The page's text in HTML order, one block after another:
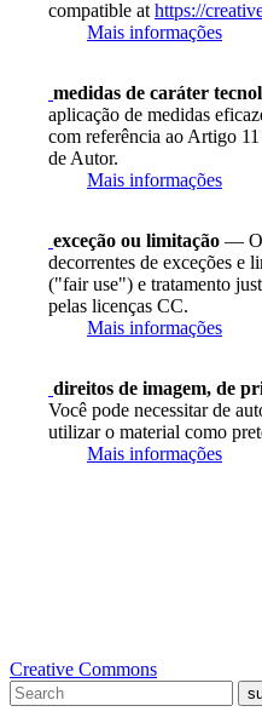
compatible at https://
Mais informações
medidas de caráter
aplicação de medidas
com referência ao Artigo
de Autor.
Mais informações
exceção ou limitação —
decorrentes de exceções e
("fair use") e tratamento
pelas licenças CC.
Mais informações
direitos de imagem, de
Você pode necessitar de
utilizar o material como
Mais informações
Creative Commons